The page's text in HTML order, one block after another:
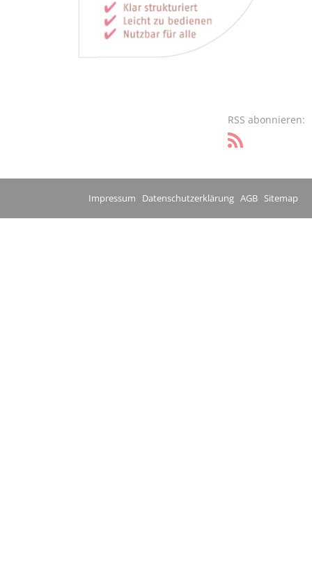
RSS abonnieren:
Impressum Datenschutzerklärung AGB Sitemap